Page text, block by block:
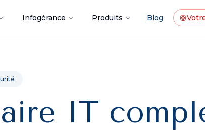
Infogérance Produits Blog 🛟
IT